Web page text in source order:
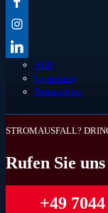
AGB
Impressum
Datenschutz
Rufen Sie
STROMAUSFALL?
+49